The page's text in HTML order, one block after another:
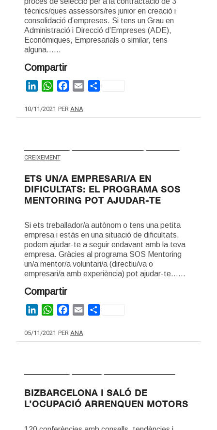
tècnics/ques assessors/res junior en creació i
consolidació d’empreses. Si tens un Grau en
Administració i Direcció d’Empreses (ADE),
Econòmiques, Empresarials o similar, tens
alguna……
Compartir
LinkedInWhatsAppFacebook
EmailShare
10/11/2021 PER ANA
CREIXEMENT
ETS UN/A EMPRESARI/A EN
DIFICULTATS: EL PROGRAMA SOS
MENTORING POT AJUDAR-TE
Si ets treballador/a autònom o tens una petita
empresa i estàs en una situació de dificultats,
podem ajudar-te a seguir endavant amb la teva
empresa. Gràcies al programa SOS Mentoring
un/a mentor/a voluntari/a (directiu/va o
empresari/a amb experiència) pot ajudar-te……
Compartir
LinkedInWhatsAppFacebook
EmailShare
05/11/2021 PER ANA
BIZBARCELONA I SALÓ DE
L’OCUPACIÓ ARRENQUEN MOTORS